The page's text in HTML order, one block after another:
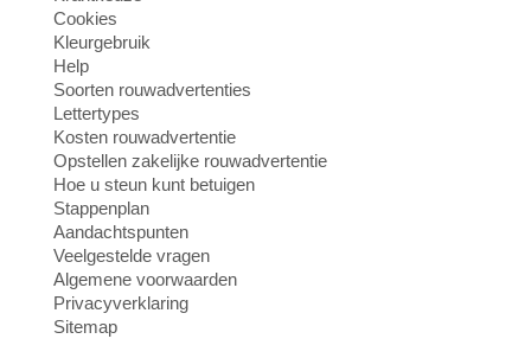
Cookies
Kleurgebruik
Help
Soorten rouwadvertenties
Lettertypes
Kosten rouwadvertentie
Opstellen zakelijke rouwadvertentie
Hoe u steun kunt betuigen
Stappenplan
Aandachtspunten
Veelgestelde vragen
Algemene voorwaarden
Privacyverklaring
Sitemap